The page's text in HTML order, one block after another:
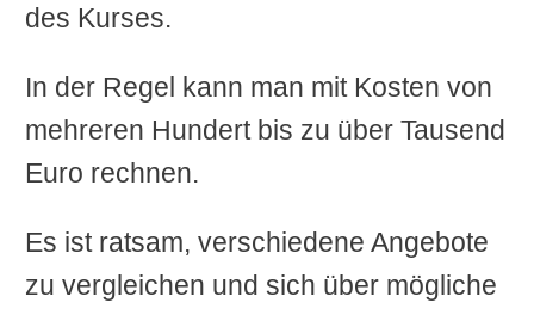
des Kurses.
In der Regel kann man mit Kosten von
mehreren Hundert bis zu über Tausend
Euro rechnen.
Es ist ratsam, verschiedene Angebote
zu vergleichen und sich über mögliche